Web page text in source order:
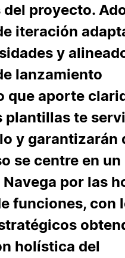
del proyecto.
iteración
y
lanzamiento
que aporte
plantillas te
y garantizarán
se centre en un
por las
funciones, con
holística del